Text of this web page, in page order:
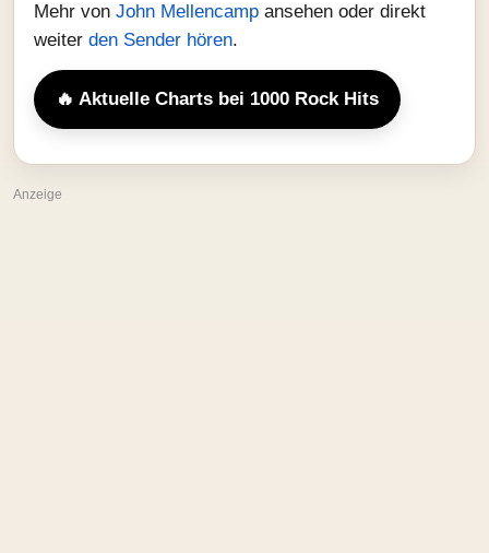
Mehr von John Mellencamp ansehen oder direkt
weiter den Sender hören.
🔥 Aktuelle Charts bei 1000 Rock Hits
Anzeige